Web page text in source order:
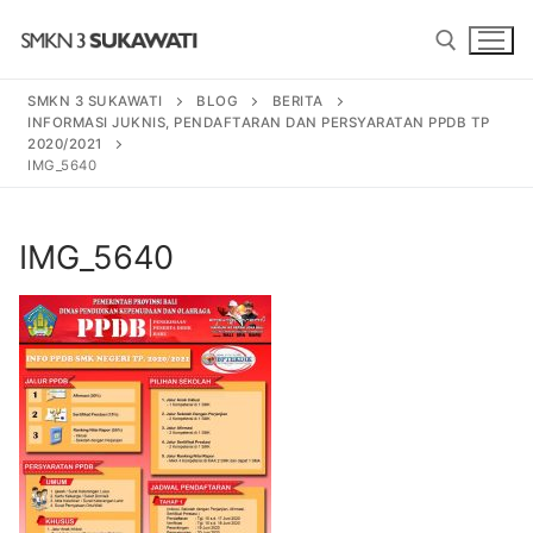
BERANDA
PROGRAM
SENI TARI BALI
SENI PEDALANGAN
PROFIL SEKOLAH
SEJARAH
BERITA
SMKN 3 SUKAWATI BLOG
BERITA
INFORMASI JUKNIS, PENDAFTARAN DAN PERSYARATAN PPDB TP
2020/2021
IMG_5640
IMG_5640